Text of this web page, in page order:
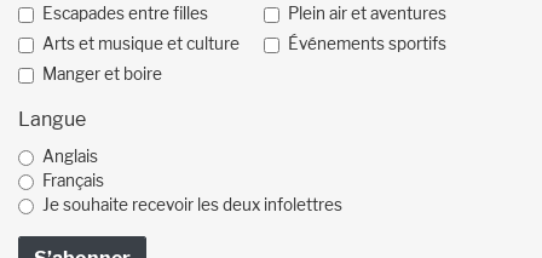
Escapades entre filles
Plein air et aventures
Arts et musique et culture
Événements sportifs
Manger et boire
Langue
Anglais
Français
Je souhaite recevoir les deux infolettres